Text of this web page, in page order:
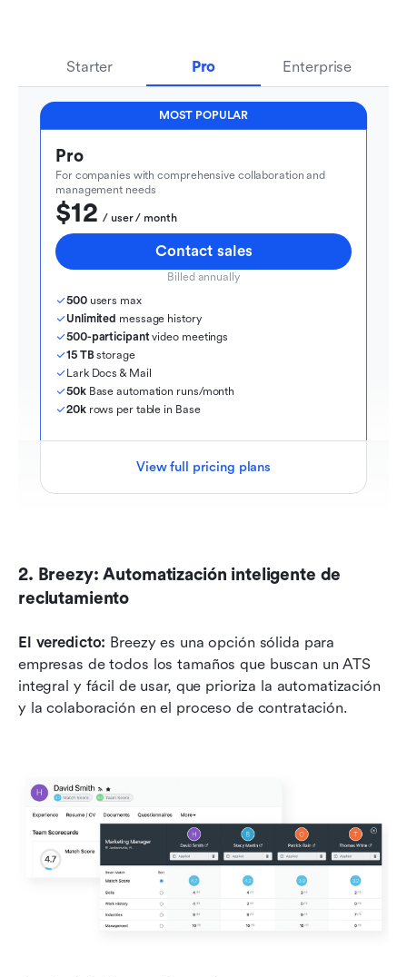
Starter Pro Enterprise
MOST POPULAR
Pro
For companies with comprehensive collaboration and
management needs
$12
  / user / month
Contact sales
Billed annually
500 users max
Unlimited message history
500-participant video meetings
15 TB storage
Lark Docs & Mail
50k Base automation runs/month
20k rows per table in Base
View full pricing plans
2. Breezy: Automatización inteligente de
reclutamiento
El veredicto: Breezy es una opción sólida para
empresas de todos los tamaños que buscan un ATS
integral y fácil de usar, que prioriza la automatización
y la colaboración en el proceso de contratación.